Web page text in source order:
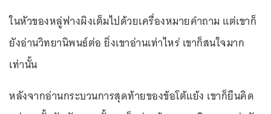
ในหัวของหลู่ฟางผิงเต็มไปด้วยเครื่องหมายคำถาม แต่เขาก็
ยังอ่านวิทยานิพนธ์ต่อ ยิ่งเขาอ่านเท่าไหร่ เขาก็สนใจมาก
เท่านั้น
หลังจากอ่านกระบวนการสุดท้ายของข้อโต้แย้ง เขาก็ยืนคิด